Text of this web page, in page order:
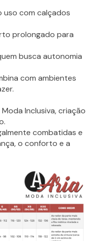
uso com calçados
prolongado para
busca autonomia
com ambientes
Inclusiva, criação
combatidas e
o conforto e a